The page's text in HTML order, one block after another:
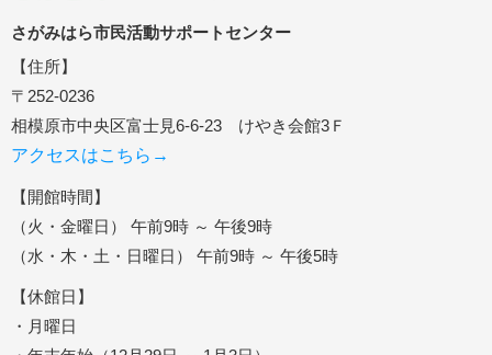
さがみはら市民活動サポートセンター
【住所】
〒252-0236
相模原市中央区富士見6-6-23 けやき会館3Ｆ
アクセスはこちら→
【開館時間】
（火・金曜日） 午前9時 ～ 午後9時
（水・木・土・日曜日） 午前9時 ～ 午後5時
【休館日】
・月曜日